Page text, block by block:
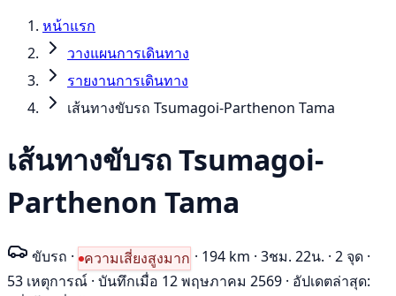
หน้าแรก
วางแผนการเดินทาง
รายงานการเดินทาง
เส้นทางขับรถ Tsumagoi-Parthenon Tama
เส้นทางขับรถ Tsumagoi-
Parthenon Tama
ขับรถ · ความเสี่ยงสูงมาก · 194 km · 3ชม. 22น. · 2 จุด ·
53 เหตุการณ์ · บันทึกเมื่อ 12 พฤษภาคม 2569 · อัปเดตล่าสุด: